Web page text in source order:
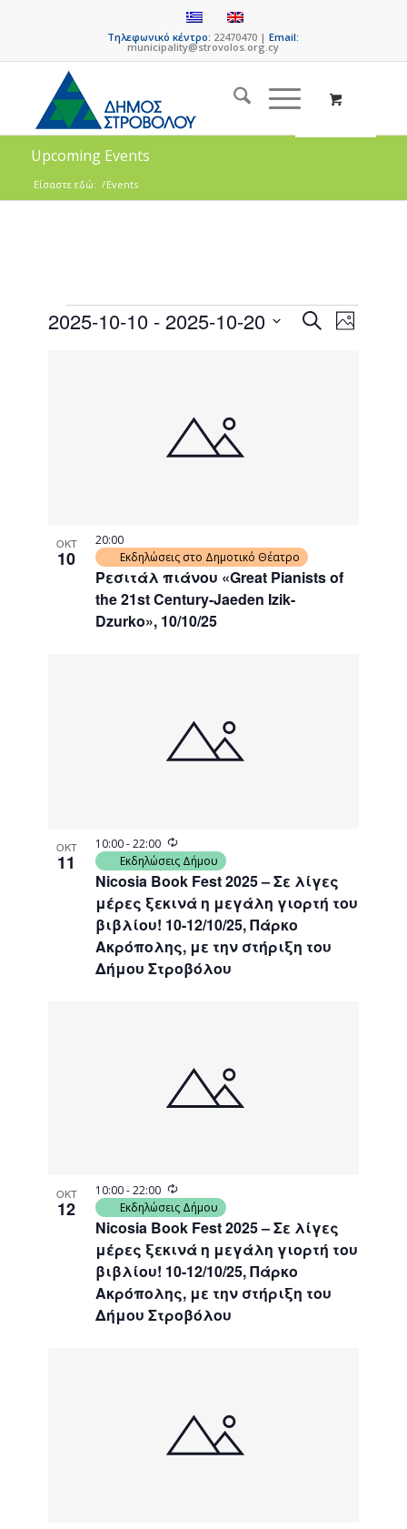
Τηλεφωνικό κέντρο: 22470470 |Email:
municipality@strovolos.org.cy
Upcoming Events
Είσαστε εδώ: /Events
Events
SearchEvent
Views
Photo
2025-10-10 - 2025-10-20
ΟΚΤ
10
Ρεσιτάλ πιάνου «Great Pianists of
the 21st Century-Jaeden Izik-
Dzurko», 10/10/25
20:00
Εκδηλώσεις στο Δημοτικό Θέατρο
ΟΚΤ
11
Nicosia Book Fest 2025 – Σε λίγες
μέρες ξεκινά η μεγάλη γιορτή του
βιβλίου! 10-12/10/25, Πάρκο
Ακρόπολης, με την στήριξη του
Δήμου Στροβόλου
10:00-22:00
Recurring
Εκδηλώσεις Δήμου
ΟΚΤ
12
Nicosia Book Fest 2025 – Σε λίγες
μέρες ξεκινά η μεγάλη γιορτή του
βιβλίου! 10-12/10/25, Πάρκο
Ακρόπολης, με την στήριξη του
Δήμου Στροβόλου
10:00-22:00
Recurring
Εκδηλώσεις Δήμου